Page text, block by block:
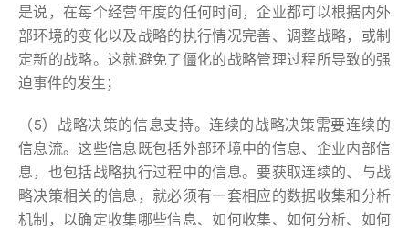
是说，在每个经营年度的任何时间，企业都可以根据内外
部环境的变化以及战略的执行情况完善、调整战略，或制
定新的战略。这就避免了僵化的战略管理过程所导致的强
迫事件的发生；
（5）战略决策的信息支持。连续的战略决策需要连续的
信息流。这些信息既包括外部环境中的信息、企业内部信
息，也包括战略执行过程中的信息。要获取连续的、与战
略决策相关的信息，就必须有一套相应的数据收集和分析
机制，以确定收集哪些信息、如何收集、如何分析、如何